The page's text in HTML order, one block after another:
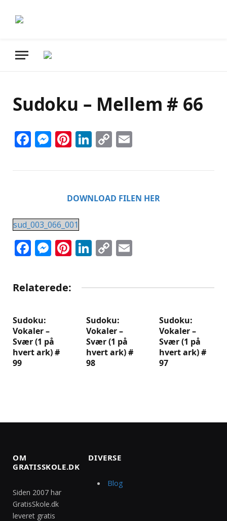
Sudoku – Mellem # 66
Facebook
Messenger
Pinterest
LinkedIn
Copy
DOWNLOAD FILEN HER
sud_003_066_001
Facebook
Messenger
Pinterest
LinkedIn
Copy
Relaterede:
Sudoku:
Vokaler –
Svær (1 på
hvert ark) #
99
Sudoku:
Vokaler –
Svær (1 på
hvert ark) #
98
Sudoku:
Vokaler –
Svær (1 på
hvert ark) #
97
OM
GRATISSKOLE.DK
Siden 2007 har
GratisSkole.dk
leveret gratis
DIVERSE
Blog